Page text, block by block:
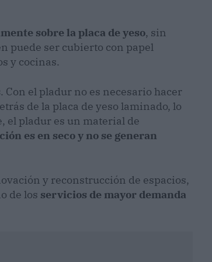
sobre la placa de yeso, sin
puede ser cubierto con papel
y cocinas.
. Con el pladur no es necesario hacer
de la placa de yeso laminado, lo
el pladur es un material de
es en seco y no se generan
y reconstrucción de espacios,
de los servicios de mayor demanda